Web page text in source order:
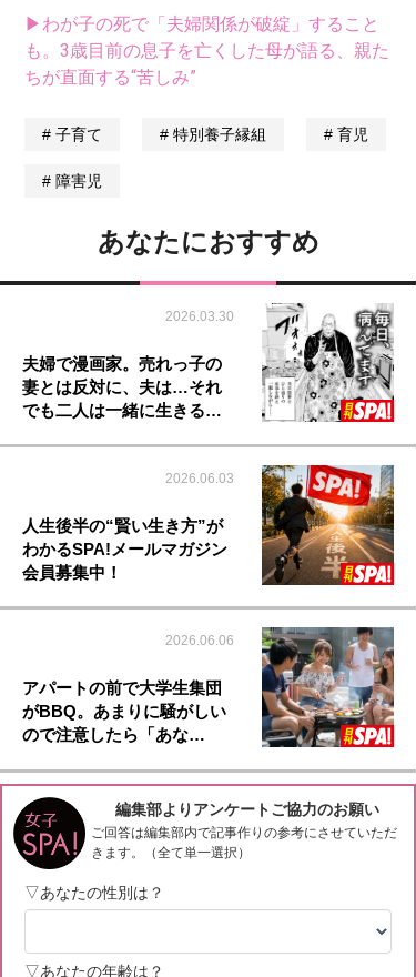
▶わが子の死で「夫婦関係が破綻」すること
も。3歳目前の息子を亡くした母が語る、親た
ちが直面する“苦しみ”
子育て 特別養子縁組 育児
障害児
あなたにおすすめ
2026.03.30
夫婦で漫画家。売れっ子の
妻とは反対に、夫は…それ
でも二人は一緒に生きる…
2026.06.03
人生後半の“賢い生き方”が
わかるSPA!メールマガジン
会員募集中！
2026.06.06
アパートの前で大学生集団
がBBQ。あまりに騒がしい
ので注意したら「あな…